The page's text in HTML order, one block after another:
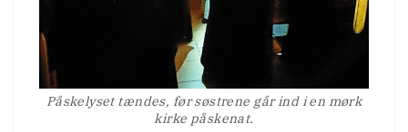
Påskelyset tændes, før søstrene går ind i en mørk
kirke påskenat.